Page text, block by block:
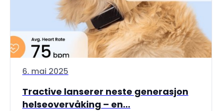
6. mai 2025
Tractive lanserer neste generasjon
helseovervåking – en...